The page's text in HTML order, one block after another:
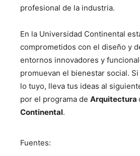
profesional de la industria.
En la Universidad Continental
comprometidos con el diseño y
entornos innovadores y
promuevan el bienestar social.
lo tuyo, lleva tus ideas al
por el programa de Arquitectura
Continental.
Fuentes: